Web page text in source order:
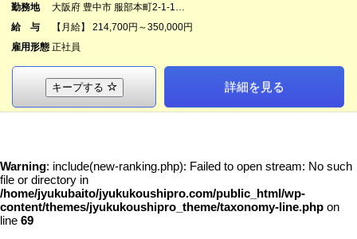
勤務地
大阪府 豊中市 服部本町2-1-1…
給 与
【月給】 214,700円～350,000円
雇用形態 正社員
キープする 詳細を見る
Warning: include(new-ranking.php): Failed to open stream: No such
file or directory in
/home/jyukubaito/jyukukoushipro.com/public_html/wp-
content/themes/jyukukoushipro_theme/taxonomy-line.php on
line 69